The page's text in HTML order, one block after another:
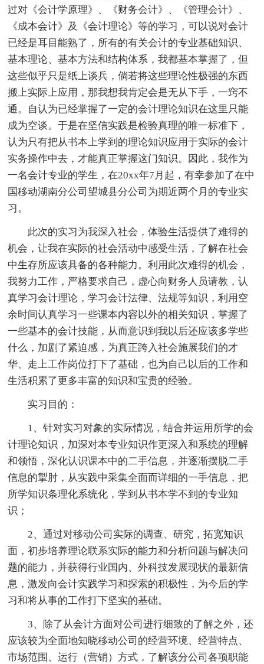
过对《会计学原理》、《财务会计》、《管理会计》、
《成本会计》及《会计理论》等的学习，可以说对会计
已经是耳目能熟了，所有的有关会计的专业基础知识、
基本理论、基本方法和结构体系，我都基本掌握了，但
这些似乎只是纸上谈兵，倘若将这些理论性极强的东西
搬上实际上应用，那我想我肯定会是无从下手，一窍不
通。自认为已经掌握了一定的会计理论知识在这里只能
成为空谈。于是在坚信实践是检验真理的唯一标准下，
认为只有把从书本上学到的理论知识应用于实际的会计
实务操作中去，才能真正掌握这门知识。因此，我作为
一名会计专业的学生，在20xx年7月起，有幸参加了在中
国移动湖南分公司望城县分公司为期近两个月的专业实
习。
此次的实习为我深入社会，体验生活提供了难得的
机会，让我在实际的社会活动中感受生活，了解在社会
中生存所应该具备的各种能力。利用此次难得的机会，
我努力工作，严格要求自己，虚心向财务人员请教，认
真学习会计理论，学习会计法律、法规等知识，利用空
余时间认真学习一些课本内容以外的相关知识，掌握了
一些基本的会计技能，从而意识到我以后还应该多学些
什么，加剧了紧迫感，为真正跨入社会施展我们的才
华、走上工作岗位打下了基础，也为自己以后的工作和
生活积累了更多丰富的知识和宝贵的经验。
实习目的：
1、针对实习对象的实际情况，结合并运用所学的会
计理论知识，加深对本专业知识作更深入和系统的理解
和领悟，深化认识课本中的二手信息，并逐渐摆脱二手
信息的掣肘，从实践中采集全面而详细的一手信息，把
所学知识条理化系统化，学到从书本学不到的专业知
识；
2、通过对移动公司实际的调查、研究，拓宽知识
面，初步培养理论联系实际的能力和分析问题与解决问
题的能力，并获得行业国内、外科技发展现状的最新信
息，激发向会计实践学习和探索的积极性，为今后的学
习和将从事的工作打下坚实的基础。
3、除了从会计方面对公司进行细致的了解之外，还
应该较为全面地知晓移动公司的经营环境、经营特点、
市场范围、运行（营销）方式，了解该分公司各项职能